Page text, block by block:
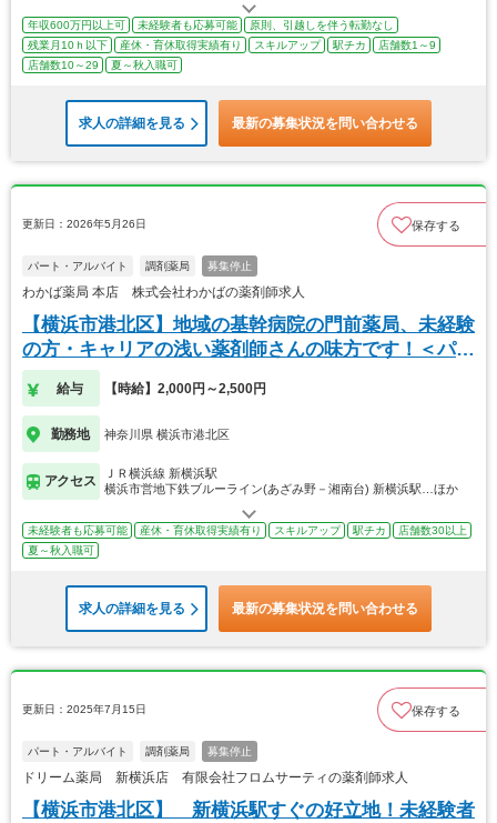
年収600万円以上可 未経験者も応募可能
原則、引越しを伴う転勤なし
残業月10ｈ以下
産休・育休取得実績有り スキルアップ 駅チカ
店舗数1～9
店舗数10～29
夏～秋入職可
求人の詳細を見る 最新の募集状況を問い合わせる
更新日：2026年5月26日 保存する
パート・アルバイト 調剤薬局 募集停止
わかば薬局 本店 株式会社わかばの薬剤師求人
【横浜市港北区】地域の基幹病院の門前薬局、未経験
の方・キャリアの浅い薬剤師さんの味方です！＜パー
ト＞
給与 【時給】2,000円～2,500円
勤務地 神奈川県 横浜市港北区
アクセス
ＪＲ横浜線 新横浜駅
横浜市営地下鉄ブルーライン(あざみ野－湘南台) 新横浜駅…ほか
未経験者も応募可能 産休・育休取得実績有り スキルアップ 駅チカ
店舗数30以上
夏～秋入職可
求人の詳細を見る 最新の募集状況を問い合わせる
更新日：2025年7月15日 保存する
パート・アルバイト 調剤薬局 募集停止
ドリーム薬局 新横浜店 有限会社フロムサーティの薬剤師求人
【横浜市港北区】 新横浜駅すぐの好立地！未経験者